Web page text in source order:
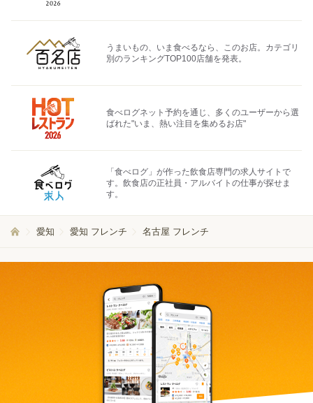
うまいもの、いま食べるなら、このお店。カテゴリ
別のランキングTOP100店舗を発表。
食べログネット予約を通じ、多くのユーザーから選
ばれた"いま、熱い注目を集めるお店"
「食べログ」が作った飲食店専門の求人サイトで
す。飲食店の正社員・アルバイトの仕事が探せま
す。
愛知 愛知 フレンチ 名古屋 フレンチ